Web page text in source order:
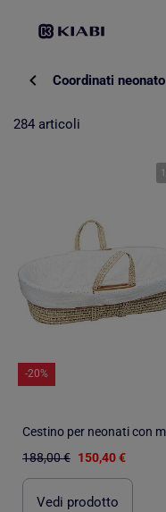
Coordinati neonato
284 articoli
1
-20%
188,00 € 150,40 €
Vedi prodotto